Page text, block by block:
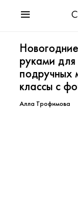
Мода
Звезды
Гороскопы
Здоровье
Психология
руками
подручных
классы с
Алла Трофимова